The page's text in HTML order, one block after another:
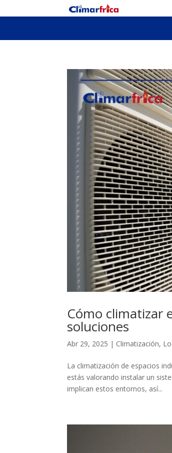
Cómo climatizar
soluciones
Abr 29, 2025 | Climatización,
La climatización de espacios
estás valorando instalar un
implican estos entornos, así...